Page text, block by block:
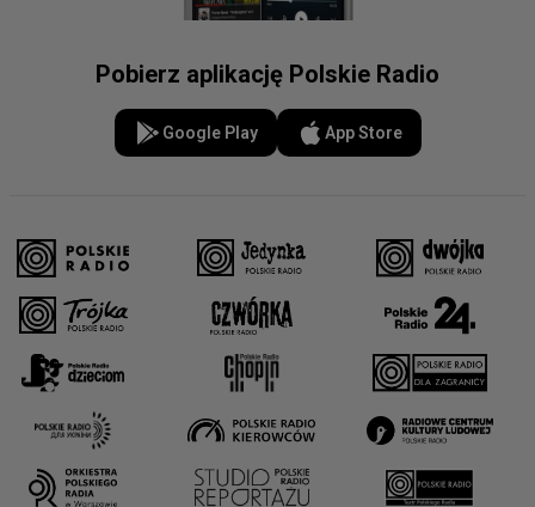
Pobierz aplikację Polskie Radio
Google Play App Store